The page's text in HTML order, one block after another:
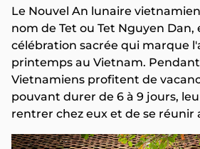
Le Nouvel An lunaire
nom de Tet ou Tet Nguyen Dan,
célébration sacrée qui marque
printemps au Vietnam.
Vietnamiens profitent de
pouvant durer de 6 à 9 jours,
rentrer chez eux et de se réunir